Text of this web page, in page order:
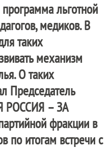
льготной
медиков. В
таких
механизм
О таких
Председатель
РОССИЯ – ЗА
фракции в
по итогам встречи с